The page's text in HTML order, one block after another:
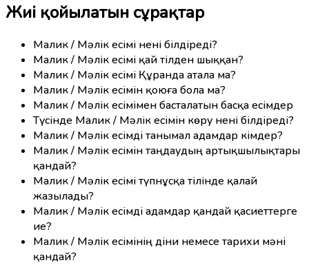
Жиі қойылатын сұрақтар
Малик / Мәлік есімі нені білдіреді?
Малик / Мәлік есімі қай тілден шыққан?
Малик / Мәлік есімі Құранда атала ма?
Малик / Мәлік есімін қоюға бола ма?
Малик / Мәлік есімімен басталатын басқа есімдер
Түсінде Малик / Мәлік есімін көру нені білдіреді?
Малик / Мәлік есімді танымал адамдар кімдер?
Малик / Мәлік есімін таңдаудың артықшылықтары
қандай?
Малик / Мәлік есімі түпнұсқа тілінде қалай
жазылады?
Малик / Мәлік есімді адамдар қандай қасиеттерге
ие?
Малик / Мәлік есімінің діни немесе тарихи мәні
қандай?